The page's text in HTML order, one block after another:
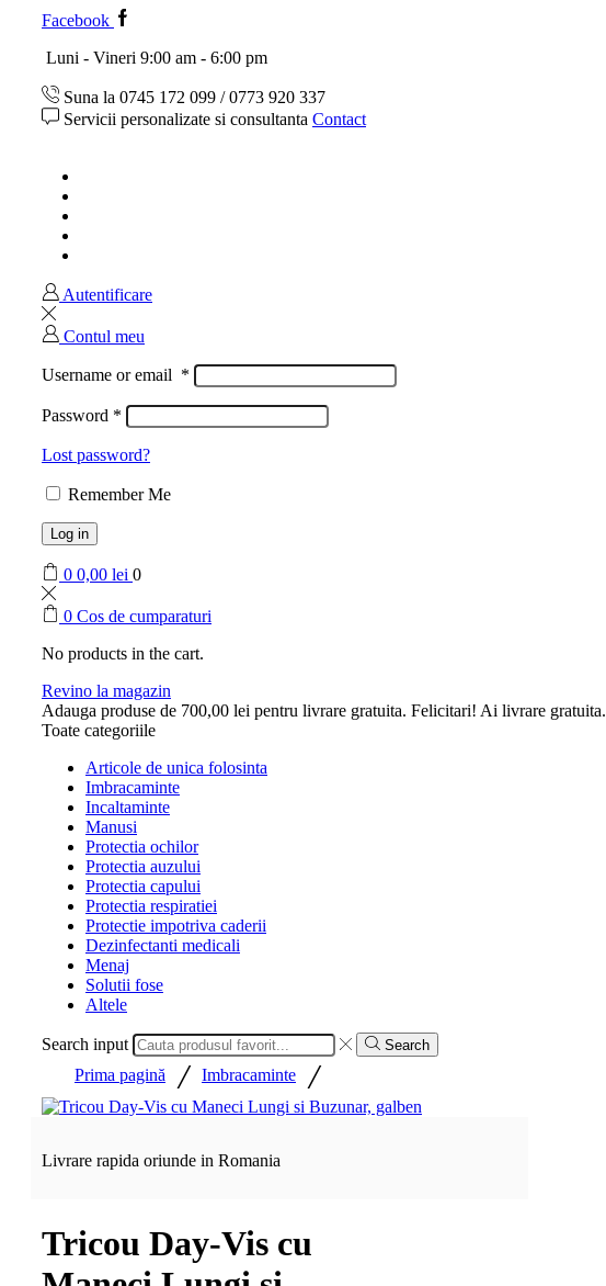
Facebook
Luni - Vineri 9:00 am - 6:00 pm
Suna la 0745 172 099 / 0773 920 337
Servicii personalizate si consultanta Contact
Autentificare
Contul meu
Username or email *
Password *
Lost password?
Remember Me
Log in
0 0,00 lei 0
0 Cos de cumparaturi
No products in the cart.
Revino la magazin
Adauga produse de 700,00 lei pentru livrare gratuita. Felicitari! Ai livrare gratuita.
Toate categoriile
Articole de unica folosinta
Imbracaminte
Incaltaminte
Manusi
Protectia ochilor
Protectia auzului
Protectia capului
Protectia respiratiei
Protectie impotriva caderii
Dezinfectanti medicali
Menaj
Solutii fose
Altele
Search input Search
Prima pagină / Imbracaminte /
Livrare rapida oriunde in Romania
Tricou Day-Vis cu